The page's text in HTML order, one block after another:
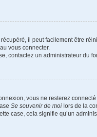
il peut facilement être
vous connecter.
contactez un administrateur du
vous ne resterez
Se souvenir de moi lors de la
case, cela signifie qu’un